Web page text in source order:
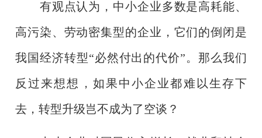
有观点认为，中小企业多数是高耗能、
高污染、劳动密集型的企业，它们的倒闭是
我国经济转型“必然付出的代价”。那么我们
反过来想想，如果中小企业都难以生存下
去，转型升级岂不成为了空谈？